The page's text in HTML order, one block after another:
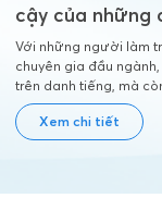
cậy của những
Với những người làm
chuyên gia đầu
trên danh tiếng, mà
môn, công nghệ, quy
cũng là lý do Nha
chuyên gia y tế hàng
Xem chi tiết